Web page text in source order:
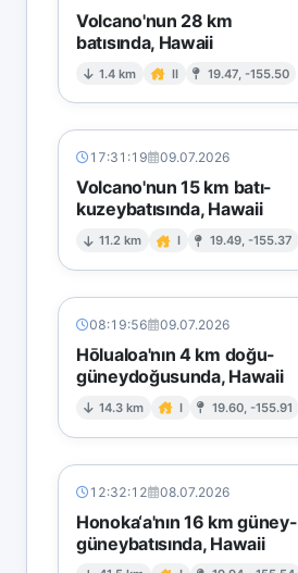
Volcano'nun 28 km
batısında, Hawaii
1.4 km II 19.47, -155.50
17:31:19 09.07.2026
Volcano'nun 15 km batı-
kuzeybatısında, Hawaii
11.2 km I 19.49, -155.37
08:19:56 09.07.2026
Hōlualoa'nın 4 km doğu-
güneydoğusunda, Hawaii
14.3 km I 19.60, -155.91
12:32:12 08.07.2026
Honoka‘a'nın 16 km güney-
güneybatısında, Hawaii